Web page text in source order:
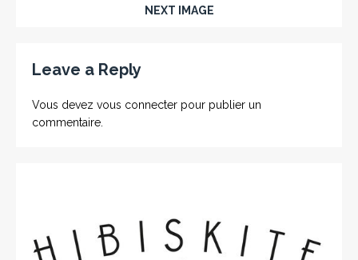
NEXT IMAGE
Leave a Reply
Vous devez vous connecter pour publier un
commentaire.